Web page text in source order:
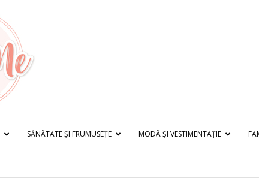
SĂNĂTATE ȘI FRUMUSEȚE MODĂ ȘI VESTIMENTAȚIE